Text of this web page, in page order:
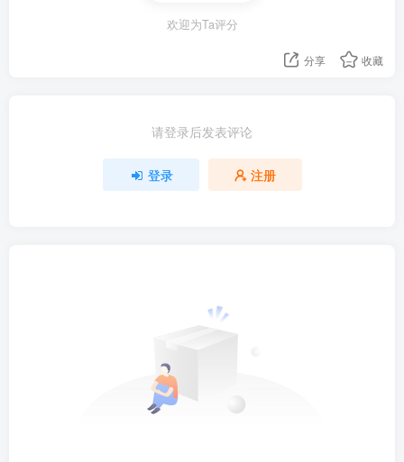
欢迎为Ta评分
分享 收藏
请登录后发表评论
登录 注册